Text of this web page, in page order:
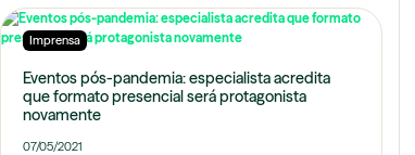
Imprensa
Eventos pós-pandemia: especialista acredita
que formato presencial será protagonista
novamente
07/05/2021